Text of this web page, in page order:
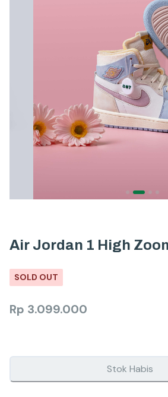
Air Jordan 1 High
SOLD OUT
Rp 3.099.000
Stok Habis